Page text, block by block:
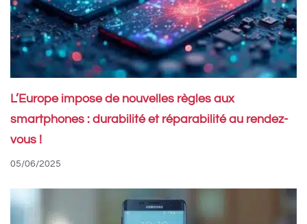
L’Europe impose de nouvelles règles aux
smartphones : durabilité et réparabilité au rendez-
vous !
05/06/2025